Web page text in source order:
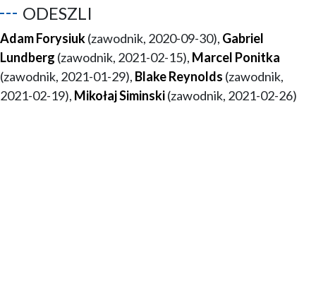
ODESZLI
Adam Forysiuk(zawodnik, 2020-09-30), Gabriel
Lundberg (zawodnik, 2021-02-15), Marcel Ponitka
(zawodnik, 2021-01-29), Blake Reynolds (zawodnik,
2021-02-19), Mikołaj Siminski(zawodnik, 2021-02-26)